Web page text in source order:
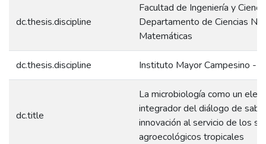
dc.thesis.discipline
Facultad de Ingeniería y
Departamento de Ciencias
Matemáticas
dc.thesis.discipline Instituto Mayor Campesino -
dc.title
La microbiología como un
integrador del diálogo de
innovación al servicio de los
agroecológicos tropicales